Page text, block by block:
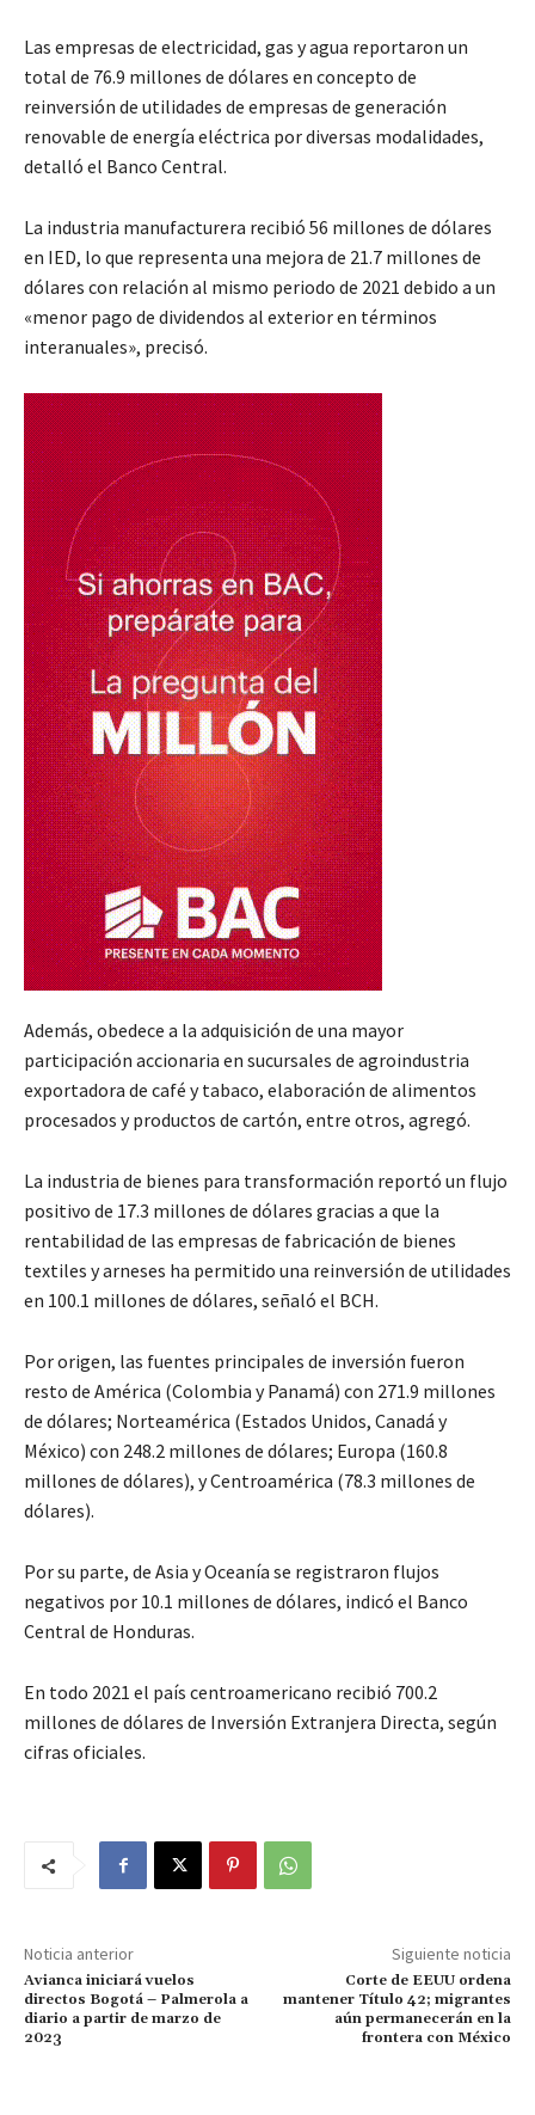
Las empresas de electricidad, gas y agua reportaron un
total de 76.9 millones de dólares en concepto de
reinversión de utilidades de empresas de generación
renovable de energía eléctrica por diversas modalidades,
detalló el Banco Central.
La industria manufacturera recibió 56 millones de dólares
en IED, lo que representa una mejora de 21.7 millones de
dólares con relación al mismo periodo de 2021 debido a un
«menor pago de dividendos al exterior en términos
interanuales», precisó.
Además, obedece a la adquisición de una mayor
participación accionaria en sucursales de agroindustria
exportadora de café y tabaco, elaboración de alimentos
procesados y productos de cartón, entre otros, agregó.
La industria de bienes para transformación reportó un flujo
positivo de 17.3 millones de dólares gracias a que la
rentabilidad de las empresas de fabricación de bienes
textiles y arneses ha permitido una reinversión de utilidades
en 100.1 millones de dólares, señaló el BCH.
Por origen, las fuentes principales de inversión fueron
resto de América (Colombia y Panamá) con 271.9 millones
de dólares; Norteamérica (Estados Unidos, Canadá y
México) con 248.2 millones de dólares; Europa (160.8
millones de dólares), y Centroamérica (78.3 millones de
dólares).
Por su parte, de Asia y Oceanía se registraron flujos
negativos por 10.1 millones de dólares, indicó el Banco
Central de Honduras.
En todo 2021 el país centroamericano recibió 700.2
millones de dólares de Inversión Extranjera Directa, según
cifras oficiales.
Noticia anterior
Avianca iniciará vuelos
directos Bogotá – Palmerola a
diario a partir de marzo de
2023
Siguiente noticia
Corte de EEUU ordena
mantener Título 42; migrantes
aún permanecerán en la
frontera con México